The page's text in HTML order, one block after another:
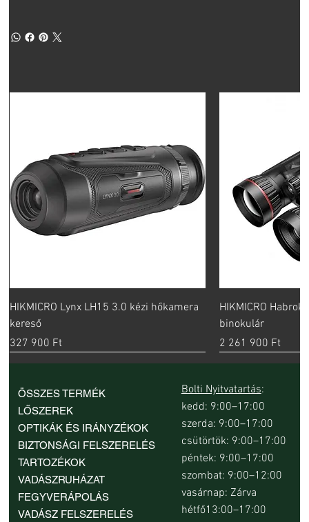
HIKMICRO Lynx LH15 3.0 kézi hőkamera
kereső
Ár
327 900 Ft
HIKMICRO
binokulár
Ár
2 261 900 Ft
új
ÖSSZES TERMÉK
LŐSZEREK
OPTIKÁK ÉS IRÁNYZÉKOK
BIZTONSÁGI FELSZERELÉS
TARTOZÉKOK
VADÁSZRUHÁZAT
FEGYVERÁPOLÁS
VADÁSZ FELSZERELÉS
Bolti Nyitvatartás:
kedd: 9:00–17:00
szerda: 9:00–17:00
csütörtök: 9:00–17:00
péntek: 9:00–17:00
szombat: 9:00–12:00
vasárnap: Zárva
hétfő13:00–17:00